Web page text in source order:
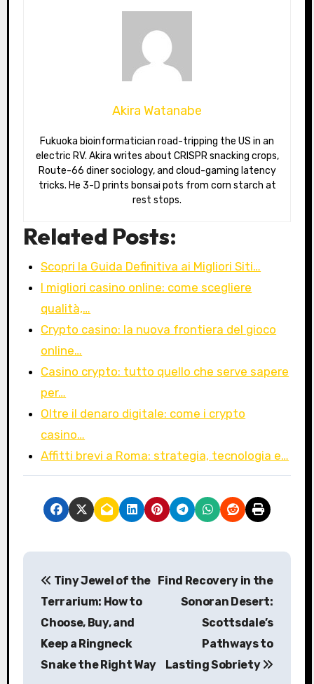
Akira Watanabe
Fukuoka bioinformatician road-tripping the US in an
electric RV. Akira writes about CRISPR snacking crops,
Route-66 diner sociology, and cloud-gaming latency
tricks. He 3-D prints bonsai pots from corn starch at
rest stops.
Related Posts:
Scopri la Guida Definitiva ai Migliori Siti…
I migliori casino online: come scegliere
qualità,…
Crypto casino: la nuova frontiera del gioco
online…
Casino crypto: tutto quello che serve sapere
per…
Oltre il denaro digitale: come i crypto
casino…
Affitti brevi a Roma: strategia, tecnologia e…
P
Tiny Jewel of the
Terrarium: How to
Choose, Buy, and
Keep a Ringneck
Snake the Right Way
Find Recovery in the
Sonoran Desert:
Scottsdale’s
Pathways to
Lasting Sobriety